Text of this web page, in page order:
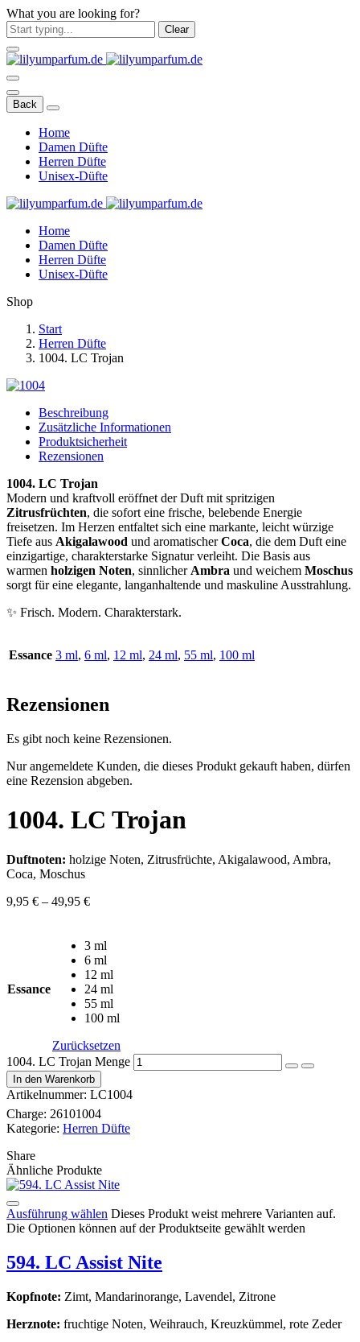
What you are looking for?
Clear
Back
Home
Damen Düfte
Herren Düfte
Unisex-Düfte
Home
Damen Düfte
Herren Düfte
Unisex-Düfte
Shop
Start
Herren Düfte
1004. LC Trojan
Beschreibung
Zusätzliche Informationen
Produktsicherheit
Rezensionen
1004. LC Trojan
Modern und kraftvoll eröffnet der Duft mit spritzigen
Zitrusfrüchten, die sofort eine frische, belebende Energie
freisetzen. Im Herzen entfaltet sich eine markante, leicht würzige
Tiefe aus Akigalawood und aromatischerCoca, die dem Duft eine
einzigartige, charakterstarke Signatur verleiht. Die Basis aus
warmen holzigen Noten, sinnlicher Ambra und weichem Moschus
sorgt für eine elegante, langanhaltende und maskuline Ausstrahlung.
✨ Frisch. Modern. Charakterstark.
Essance 3 ml, 6 ml, 12 ml, 24 ml, 55 ml, 100 ml
Rezensionen
Es gibt noch keine Rezensionen.
Nur angemeldete Kunden, die dieses Produkt gekauft haben, dürfen
eine Rezension abgeben.
1004. LC Trojan
Duftnoten: holzige Noten, Zitrusfrüchte, Akigalawood, Ambra,
Coca, Moschus
9,95 € – 49,95 €
Essance
3 ml
6 ml
12 ml
24 ml
55 ml
100 ml
Zurücksetzen
1004. LC Trojan Menge
In den Warenkorb
Artikelnummer: LC1004
Charge: 26101004
Kategorie: Herren Düfte
Share
Ähnliche Produkte
Ausführung wählen Dieses Produkt weist mehrere Varianten auf.
Die Optionen können auf der Produktseite gewählt werden
594. LC Assist Nite
Kopfnote: Zimt, Mandarinorange, Lavendel, Zitrone
Herznote: fruchtige Noten, Weihrauch, Kreuzkümmel, rote Zeder